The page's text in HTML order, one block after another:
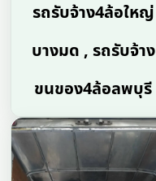
รถรับจ้าง4ล้อใหญ่
บางมด , รถรับจ้าง
ขนของ4ล้อลพบุรี